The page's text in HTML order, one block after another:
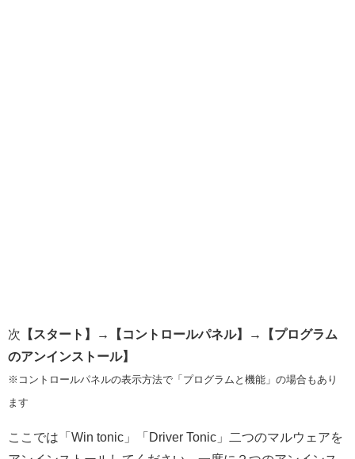
次 【スタート】→【コントロールパネル】→【プログラム
のアンインストール】
※コントロールパネルの表示方法で「プログラムと機能」の場合もあり
ます
ここでは「Win tonic」「Driver Tonic」二つのマルウェアを